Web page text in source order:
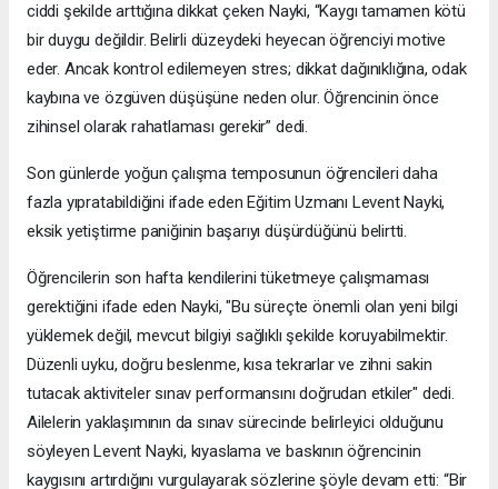
ciddi şekilde arttığına dikkat çeken Nayki, “Kaygı tamamen kötü
bir duygu değildir. Belirli düzeydeki heyecan öğrenciyi motive
eder. Ancak kontrol edilemeyen stres; dikkat dağınıklığına, odak
kaybına ve özgüven düşüşüne neden olur. Öğrencinin önce
zihinsel olarak rahatlaması gerekir” dedi.
Son günlerde yoğun çalışma temposunun öğrencileri daha
fazla yıpratabildiğini ifade eden Eğitim Uzmanı Levent Nayki,
eksik yetiştirme paniğinin başarıyı düşürdüğünü belirtti.
Öğrencilerin son hafta kendilerini tüketmeye çalışmaması
gerektiğini ifade eden Nayki, "Bu süreçte önemli olan yeni bilgi
yüklemek değil, mevcut bilgiyi sağlıklı şekilde koruyabilmektir.
Düzenli uyku, doğru beslenme, kısa tekrarlar ve zihni sakin
tutacak aktiviteler sınav performansını doğrudan etkiler" dedi.
Ailelerin yaklaşımının da sınav sürecinde belirleyici olduğunu
söyleyen Levent Nayki, kıyaslama ve baskının öğrencinin
kaygısını artırdığını vurgulayarak sözlerine şöyle devam etti: “Bir